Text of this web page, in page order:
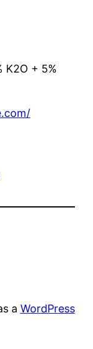
K2O + 5%
a WordPress